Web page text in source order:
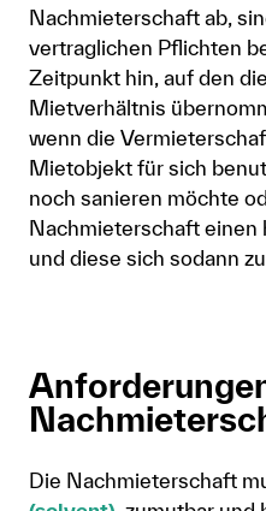
Nachmieterschaft ab,
vertraglichen Pflichten
Zeitpunkt hin, auf den
Mietverhältnis
wenn die
Mietobjekt für sich
noch sanieren möchte
Nachmieterschaft
und diese sich sodann
Die Nachmieterschaft